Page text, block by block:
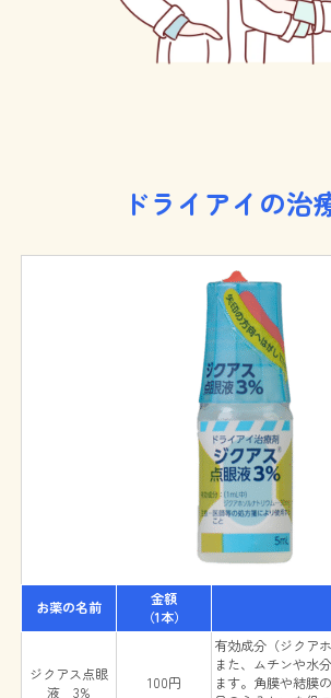
ドライアイの治
お薬の名前
金額
（1本）
ジクアス点眼
液 3%
100円
有効成分（ジクア
また、ムチンや水
ます。角膜や結膜